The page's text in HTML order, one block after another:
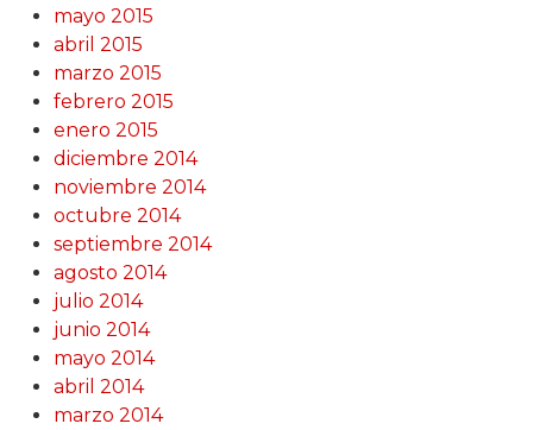
mayo 2015
abril 2015
marzo 2015
febrero 2015
enero 2015
diciembre 2014
noviembre 2014
octubre 2014
septiembre 2014
agosto 2014
julio 2014
junio 2014
mayo 2014
abril 2014
marzo 2014